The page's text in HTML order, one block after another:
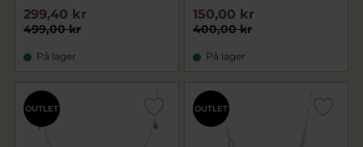
499,00 kr
299,40 kr
På lager
400,00 kr
150,00 kr
På lager
OUTLET OUTLET